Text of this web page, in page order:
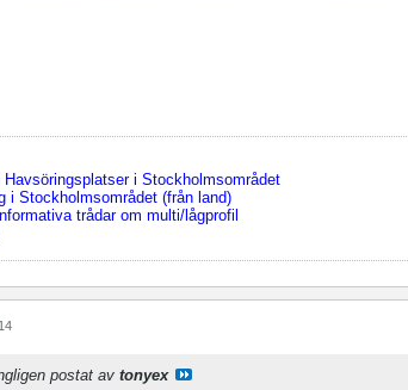
Havsöringsplatser i Stockholmsområdet
i Stockholmsområdet (från land)
trådar om multi/lågprofil
postat av tonyex